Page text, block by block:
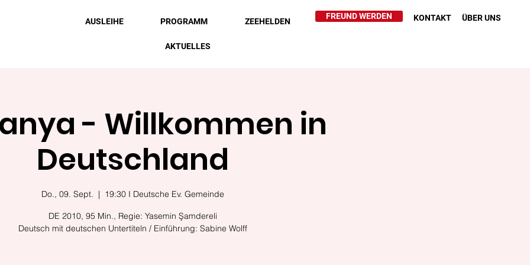
AUSLEIHE PROGRAMM ZEEHELDEN
AKTUELLES
FREUND WERDEN KONTAKT ÜBER UNS
- Willkommen in
Deutschland
Do., 09. Sept.
  |
19:30 I Deutsche Ev. Gemeinde
DE 2010, 95 Min., Regie: Yasemin Şamdereli
Deutsch mit deutschen Untertiteln / Einführung: Sabine Wolff